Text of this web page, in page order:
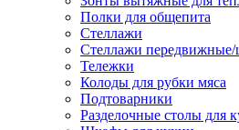
Полки для общепита
Стеллажи
Стеллажи
Тележки
Колоды для рубки мяса
Подтоварники
Разделочные столы для